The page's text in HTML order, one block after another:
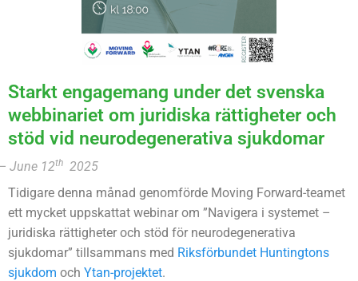
Starkt engagemang under det svenska
webbinariet om juridiska rättigheter och
stöd vid neurodegenerativa sjukdomar
June 12th 2025
Tidigare denna månad genomförde Moving Forward-teamet
ett mycket uppskattat webinar om ”Navigera i systemet –
juridiska rättigheter och stöd för neurodegenerativa
sjukdomar” tillsammans med Riksförbundet Huntingtons
sjukdom och Ytan-projektet.